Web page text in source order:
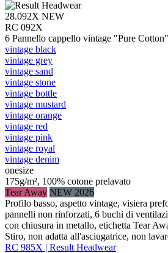
28.092X NEW
RC 092X
6 Pannello cappello vintage "Pure Cotton"
vintage black
vintage grey
vintage sand
vintage stone
vintage bottle
vintage mustard
vintage orange
vintage red
vintage pink
vintage royal
vintage denim
onesize
175g/m², 100% cotone prelavato
Tear Away NEW 2026
Profilo basso, aspetto vintage, visiera
pannelli non rinforzati, 6 buchi di
con chiusura in metallo, etichetta Tear
Stiro, non adatta all'asciugatrice, non
RC 985X | Result Headwear